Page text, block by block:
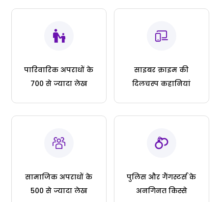
पारिवारिक अपराधों के
700 से ज्यादा लेख
साइबर क्राइम की
दिलचस्प कहानियां
सामाजिक अपराधों के
500 से ज्यादा लेख
पुलिस और गैंगस्टर्स के
अनगिनत किस्से